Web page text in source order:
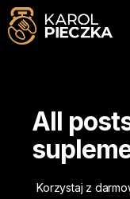
All
Korzystaj z